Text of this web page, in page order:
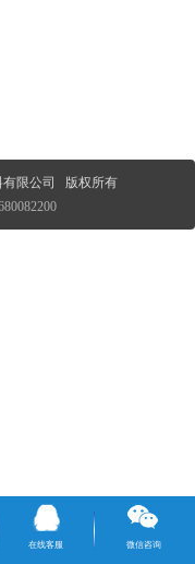
有限公司 版权所有
在线客服 微信咨询